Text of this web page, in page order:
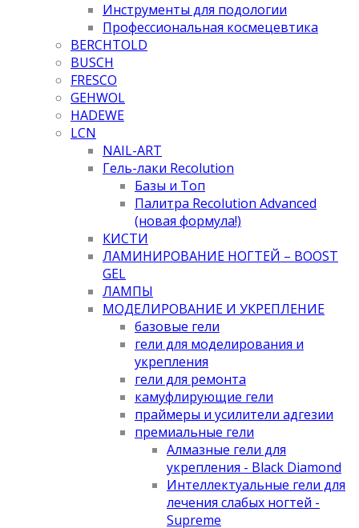
Инструменты для подологии
Профессиональная космецевтика
BERCHTOLD
BUSCH
FRESCO
GEHWOL
HADEWE
LCN
NAIL-ART
Гель-лаки Recolution
Базы и Топ
Палитра Recolution Advanced
(новая формула!)
КИСТИ
ЛАМИНИРОВАНИЕ НОГТЕЙ – BOOST
GEL
ЛАМПЫ
МОДЕЛИРОВАНИЕ И УКРЕПЛЕНИЕ
базовые гели
гели для моделирования и
укрепления
гели для ремонта
камуфлирующие гели
праймеры и усилители адгезии
премиальные гели
Алмазные гели для
укрепления - Black Diamond
Интеллектуальные гели для
лечения слабых ногтей -
Supreme